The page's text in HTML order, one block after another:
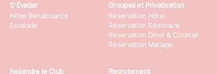
Les familles ne sont pas oubliées, avec des cours de cuisine
enfant Bordeaux
conçus pour éveiller les papilles des plus
jeunes. Ces ateliers ludiques, d’une durée de 2h, initient les
S'Évader
Hôtel Renaissance
Escalade
Groupes et Privatisation
Réservation Hôtel
Réservation Séminaire
Réservation Diner & Cocktail
Réservation Mariage
Rejoindre le Club
Recrutement